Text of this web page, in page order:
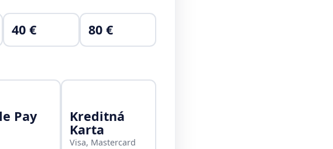
40 € 80 €
Pay Kreditná
Karta
Visa, Mastercard